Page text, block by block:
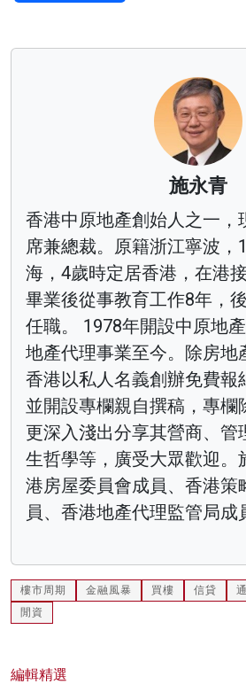
施永青
香港中原地產創始人之一，
席兼總裁。原籍浙江寧波，
海，4歲時定居香港，在港
畢業後從事教育工作8年，
任職。 1978年開設中原地
地產代理事業至今。除房地
香港以私人名義創辦免費報
並開設專欄親自撰稿，專欄
更深入淺出分享其營商、管
生哲學等，廣受大眾歡迎。
港房屋委員會成員、香港策
員、香港地產代理監管局成
樓市周期 金融風暴 買樓 信貸
閒資
編輯精選